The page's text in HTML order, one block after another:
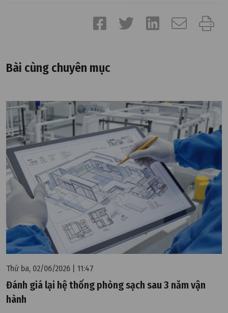
Bài cùng chuyên mục
Thứ ba, 02/06/2026 | 11:47
Đánh giá lại hệ thống phòng sạch sau 3 năm vận
hành